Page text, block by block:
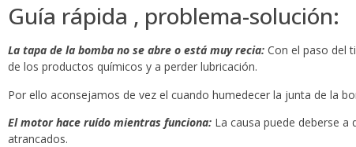
Guía rápida , problema-solución:
La tapa de la bomba no se abre o está muy recia: Con el paso del
de los productos químicos y a perder lubricación.
Por ello aconsejamos de vez el cuando humedecer la junta de la
El motor hace ruído mientras funciona: La causa puede deberse
atrancados.